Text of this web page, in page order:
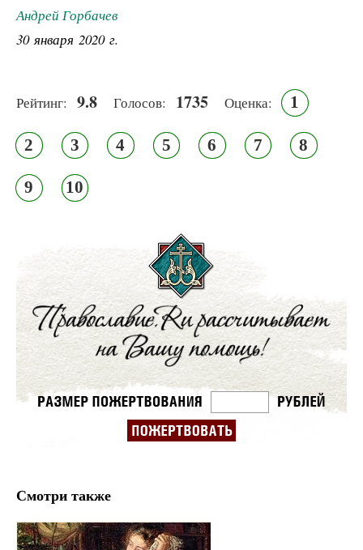
Андрей Горбачев
30 января 2020 г.
Рейтинг: 9.8 Голосов: 1735 Оценка: 1
2 3 4 5 6 7 8
9 10
Смотри также